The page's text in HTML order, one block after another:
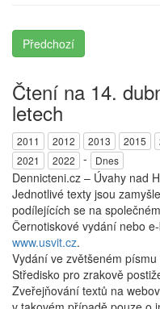
Předchozí
Čtení na 14.
letech
2011 2012 2013 2015
2021
2022 - Dnes
Dennicteni.cz – Úvahy nad
Jednotlivé texty jsou
podílejících se na
Černotiskové vydání nebo
www.usvit.cz.
Vydání ve zvětšeném
Středisko pro zrakově
Zveřejňování textů na